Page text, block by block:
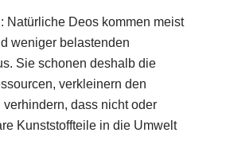
Natürliche Deos kommen meist
weniger belastenden
Sie schonen deshalb die
verkleinern den
dass nicht oder
Kunststoffteile in die Umwelt